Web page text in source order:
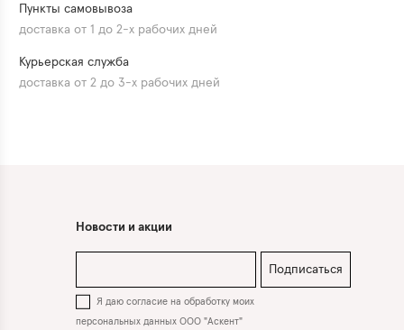
Пункты самовывоза
доставка от 1 до 2-х рабочих дней
Курьерская служба
доставка от 2 до 3-х рабочих дней
Новости и акции
Подписаться
Я даю согласие на обработку моих
персональных данных ООО "Аскент"